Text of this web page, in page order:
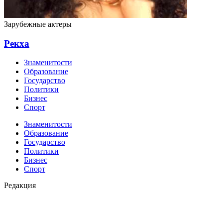
Зарубежные актеры
Рекха
Знаменитости
Образование
Государство
Политики
Бизнес
Спорт
Знаменитости
Образование
Государство
Политики
Бизнес
Спорт
Редакция